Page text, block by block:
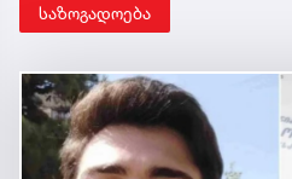
საზოგადოება